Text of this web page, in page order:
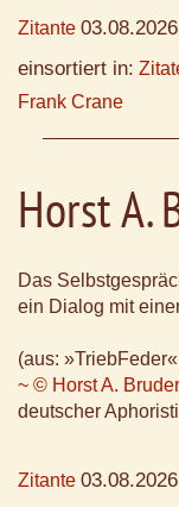
Zitante
einsortiert in:
Frank Crane
Horst A.
Das
ein Dialog mit
(aus:
~ © Horst A.
deutscher
Zitante